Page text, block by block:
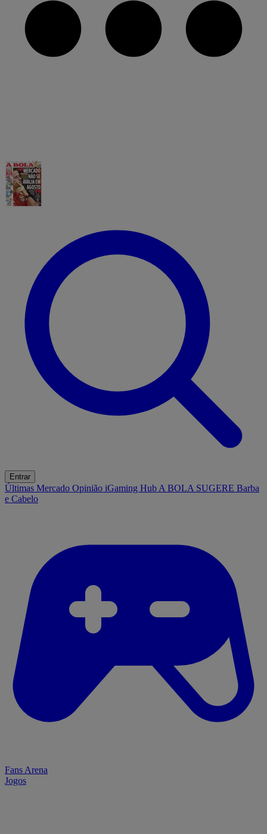
Entrar
Últimas Mercado Opinião iGaming Hub A BOLA SUGERE Barba
e Cabelo
Fans Arena
Jogos